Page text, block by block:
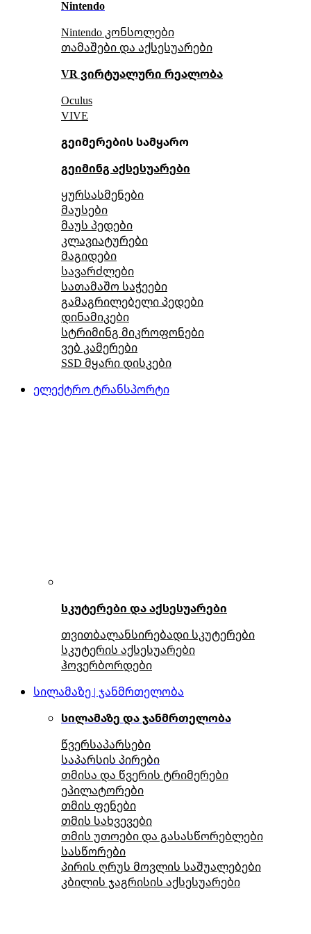
Nintendo
Nintendo კონსოლები
თამაშები და აქსესუარები
VR ვირტუალური რეალობა
Oculus
VIVE
გეიმერების სამყარო
გეიმინგ აქსესუარები
ყურსასმენები
მაუსები
მაუს პედები
კლავიატურები
მაგიდები
სავარძლები
სათამაშო საჭეები
გამაგრილებელი პედები
დინამიკები
სტრიმინგ მიკროფონები
ვებ კამერები
SSD მყარი დისკები
ელექტრო ტრანსპორტი
სკუტერები და აქსესუარები
თვითბალანსირებადი სკუტერები
სკუტერის აქსესუარები
ჰოვერბორდები
სილამაზე | ჯანმრთელობა
სილამაზე და ჯანმრთელობა
წვერსაპარსები
საპარსის პირები
თმისა და წვერის ტრიმერები
ეპილატორები
თმის ფენები
თმის სახვევები
თმის უთოები და გასასწორებლები
სასწორები
პირის ღრუს მოვლის საშუალებები
კბილის ჯაგრისის აქსესუარები